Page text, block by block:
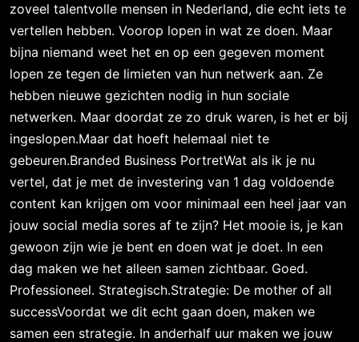
zoveel talentvolle mensen in Nederland, die echt iets te
vertellen hebben. Voorop lopen in wat ze doen. Maar
bijna niemand weet het en op een gegeven moment
lopen ze tegen de limieten van hun netwerk aan. Ze
hebben nieuwe gezichten nodig in hun sociale
netwerken. Maar doordat ze zo druk waren, is het er bij
ingeslopen.Maar dat hoeft helemaal niet te
gebeuren.Branded Business PortretWat als ik je nu
vertel, dat je met de investering van 1 dag voldoende
content kan krijgen om voor minimaal een heel jaar van
jouw social media sores af te zijn? Het mooie is, je kan
gewoon zijn wie je bent en doen wat je doet. In een
dag maken we het alleen samen zichtbaar. Goed.
Professioneel. Strategisch.Strategie: De mother of all
successVoordat we dit echt gaan doen, maken we
samen een strategie. In anderhalf uur maken we jouw